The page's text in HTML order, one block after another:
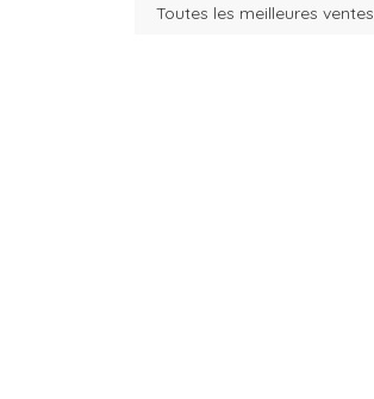
Toutes les meilleures ventes